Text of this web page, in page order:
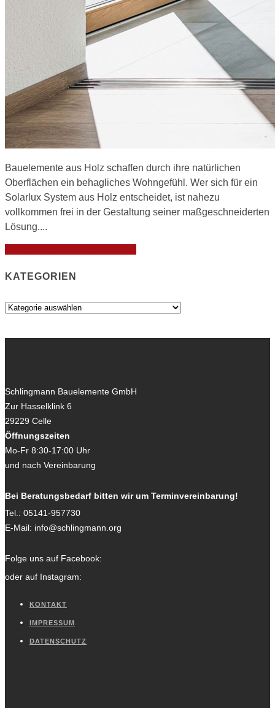
Bauelemente aus Holz schaffen durch ihre natürlichen
Oberflächen ein behagliches Wohngefühl. Wer sich für ein
Solarlux System aus Holz entscheidet, ist nahezu
vollkommen frei in der Gestaltung seiner maßgeschneiderten
Lösung....
KATEGORIEN
Kategorien
Schlingmann Bauelemente GmbH
Zur Hasselklink 6
29229 Celle
Öffnungszeiten
Mo-Fr 8:30-17:00 Uhr
und nach Vereinbarung
Bei Beratungsbedarf bitten wir um Terminvereinbarung!
Tel.: 05141-957730
E-Mail: info@schlingmann.org
Folge uns auf Facebook:
oder auf Instagram:
KONTAKT
IMPRESSUM
DATENSCHUTZ